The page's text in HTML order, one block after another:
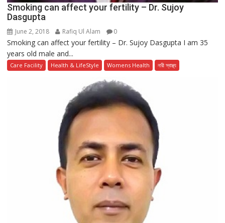
Smoking can affect your fertility – Dr. Sujoy
Dasgupta
June 2, 2018 Rafiq Ul Alam 0
Smoking can affect your fertility – Dr. Sujoy Dasgupta I am 35
years old male and...
Care Facility Health & LifeStyle Womens Health নারী স্বাস্থ্য